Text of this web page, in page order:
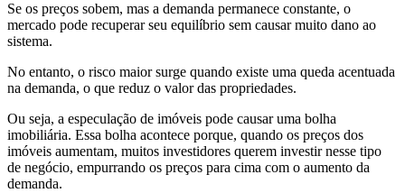
Se os preços sobem, mas a demanda permanece constante, o
mercado pode recuperar seu equilíbrio sem causar muito dano ao
sistema.
No entanto, o risco maior surge quando existe uma queda acentuada
na demanda, o que reduz o valor das propriedades.
Ou seja, a especulação de imóveis pode causar uma bolha
imobiliária. Essa bolha acontece porque, quando os preços dos
imóveis aumentam, muitos investidores querem investir nesse tipo
de negócio, empurrando os preços para cima com o aumento da
demanda.